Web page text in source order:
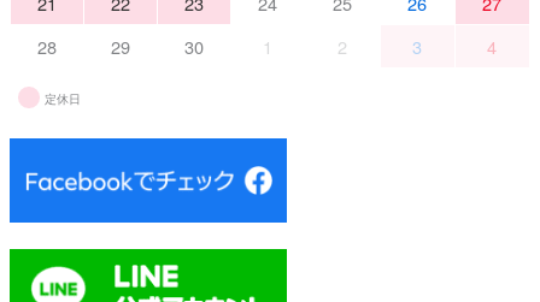
28
29 30 1 2 3 4
定休日